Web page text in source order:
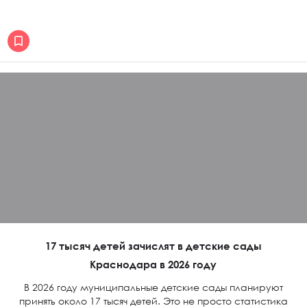
17 тысяч детей зачислят в детские сады
Краснодара в 2026 году
В 2026 году муниципальные детские сады планируют
принять около 17 тысяч детей. Это не просто статистика